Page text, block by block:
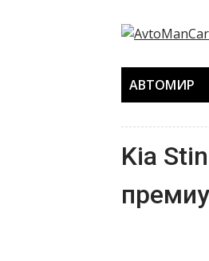
АВТОМИР
Kia